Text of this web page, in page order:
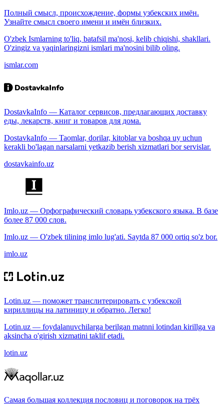
Полный смысл, происхождение, формы узбекских имён.
Узнайте смысл своего имени и имён близких.
O'zbek Ismlarning to'liq, batafsil ma'nosi, kelib chiqishi, shakllari.
O'zingiz va yaqinlaringizni ismlari ma'nosini bilib oling.
ismlar.com
DostavkaInfo — Каталог сервисов, предлагающих доставку
еды, лекарств, книг и товаров для дома.
DostavkaInfo — Taomlar, dorilar, kitoblar va boshqa uy uchun
kerakli bo'lagan narsalarni yetkazib berish xizmatlari bor servislar.
dostavkainfo.uz
Imlo.uz — Орфографический словарь узбекского языка. В базе
более 87 000 слов.
Imlo.uz — O'zbek tilining imlo lug'ati. Saytda 87 000 ortiq so'z bor.
imlo.uz
Lotin.uz — поможет транслитерировать с узбекской
кириллицы на латиницу и обратно. Легко!
Lotin.uz — foydalanuvchilarga berilgan matnni lotindan kirillga va
aksincha o'girish xizmatini taklif etadi.
lotin.uz
Самая большая коллекция пословиц и поговорок на трёх